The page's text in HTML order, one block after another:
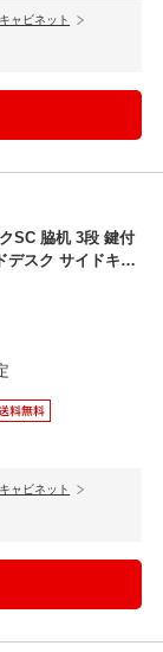
ャビネット
SC 脇机 3段 鍵付
デスク サイドキャ
ャビネット